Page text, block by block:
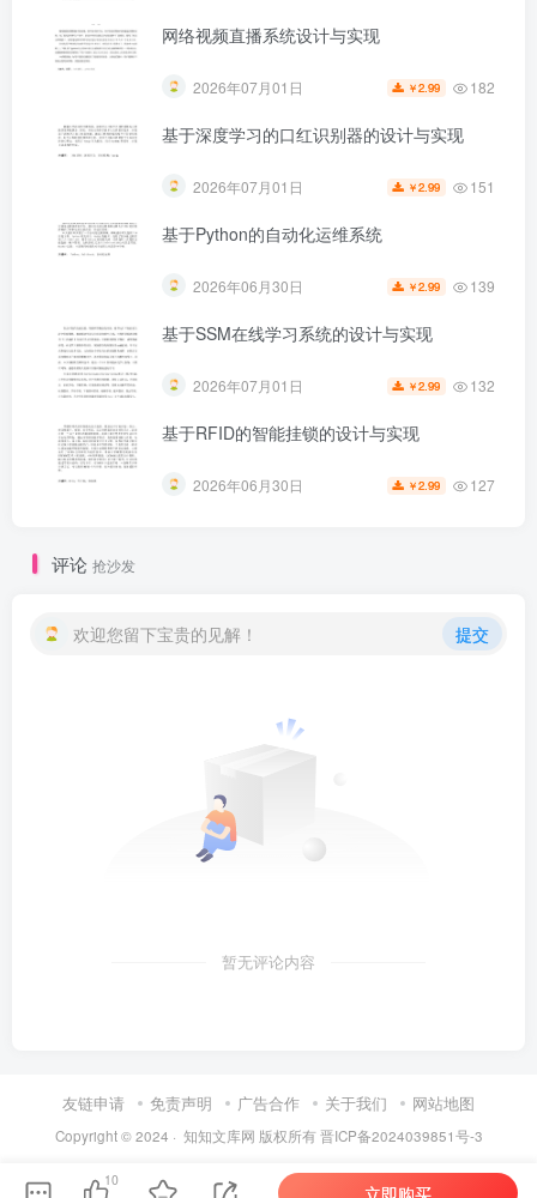
第5页 / 共44页
第6页 / 共44页
网络视频直播系统设计与实现
2026年07月01日 ￥2.99 182
基于深度学习的口红识别器的设计与实现
2026年07月01日 ￥2.99 151
基于Python的自动化运维系统
2026年06月30日 ￥2.99 139
基于SSM在线学习系统的设计与实现
2026年07月01日 ￥2.99 132
基于RFID的智能挂锁的设计与实现
2026年06月30日 ￥2.99 127
评论 抢沙发
欢迎您留下宝贵的见解！ 提交
暂无评论内容
友链申请 免责声明 广告合作 关于我们 网站地图
Copyright © 2024 · 知知文库网 版权所有晋ICP备2024039851号-3
10
立即购买